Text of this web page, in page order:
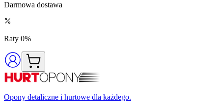
Darmowa dostawa
Raty 0%
Opony detaliczne i hurtowe dla każdego.